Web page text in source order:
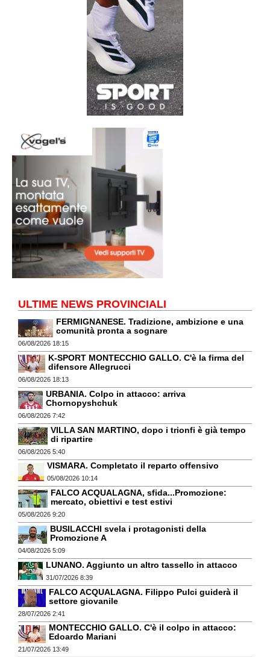
ULTIME NEWS PROVINCIALI
FERMIGNANESE. Tradizione, ambizione e una
comunità pronta a sognare
06/08/2026 18:15
K-SPORT MONTECCHIO GALLO. C'è la firma del
difensore Allegrucci
06/08/2026 18:13
URBANIA. Colpo in attacco: arriva
Chornopyshchuk
06/08/2026 7:42
VILLA SAN MARTINO, dopo i trionfi è già tempo
di ripartire
06/08/2026 5:40
VISMARA. Completato il reparto offensivo
05/08/2026 10:14
FALCO ACQUALAGNA, sfida...Promozione:
mercato, obiettivi e test estivi
05/08/2026 9:20
BUSILACCHI svela i protagonisti della
Promozione A
04/08/2026 5:09
LUNANO. Aggiunto un altro tassello in attacco
31/07/2026 8:39
FALCO ACQUALAGNA. Filippo Pulci guiderà il
settore giovanile
28/07/2026 2:41
MONTECCHIO GALLO. C'è il colpo in attacco:
Edoardo Mariani
21/07/2026 13:49